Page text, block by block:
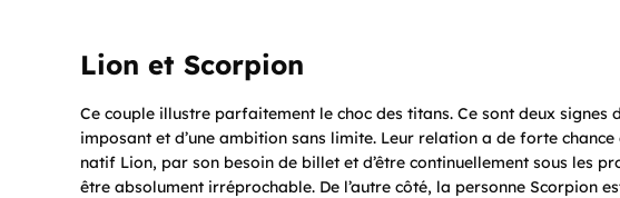
Lion et Scorpion
Ce couple illustre parfaitement le choc des titans. Ce sont deux signes
imposant et d’une ambition sans limite. Leur relation a de forte
natif Lion, par son besoin de billet et d’être continuellement sous les
être absolument irréprochable. De l’autre côté, la personne Scorpion